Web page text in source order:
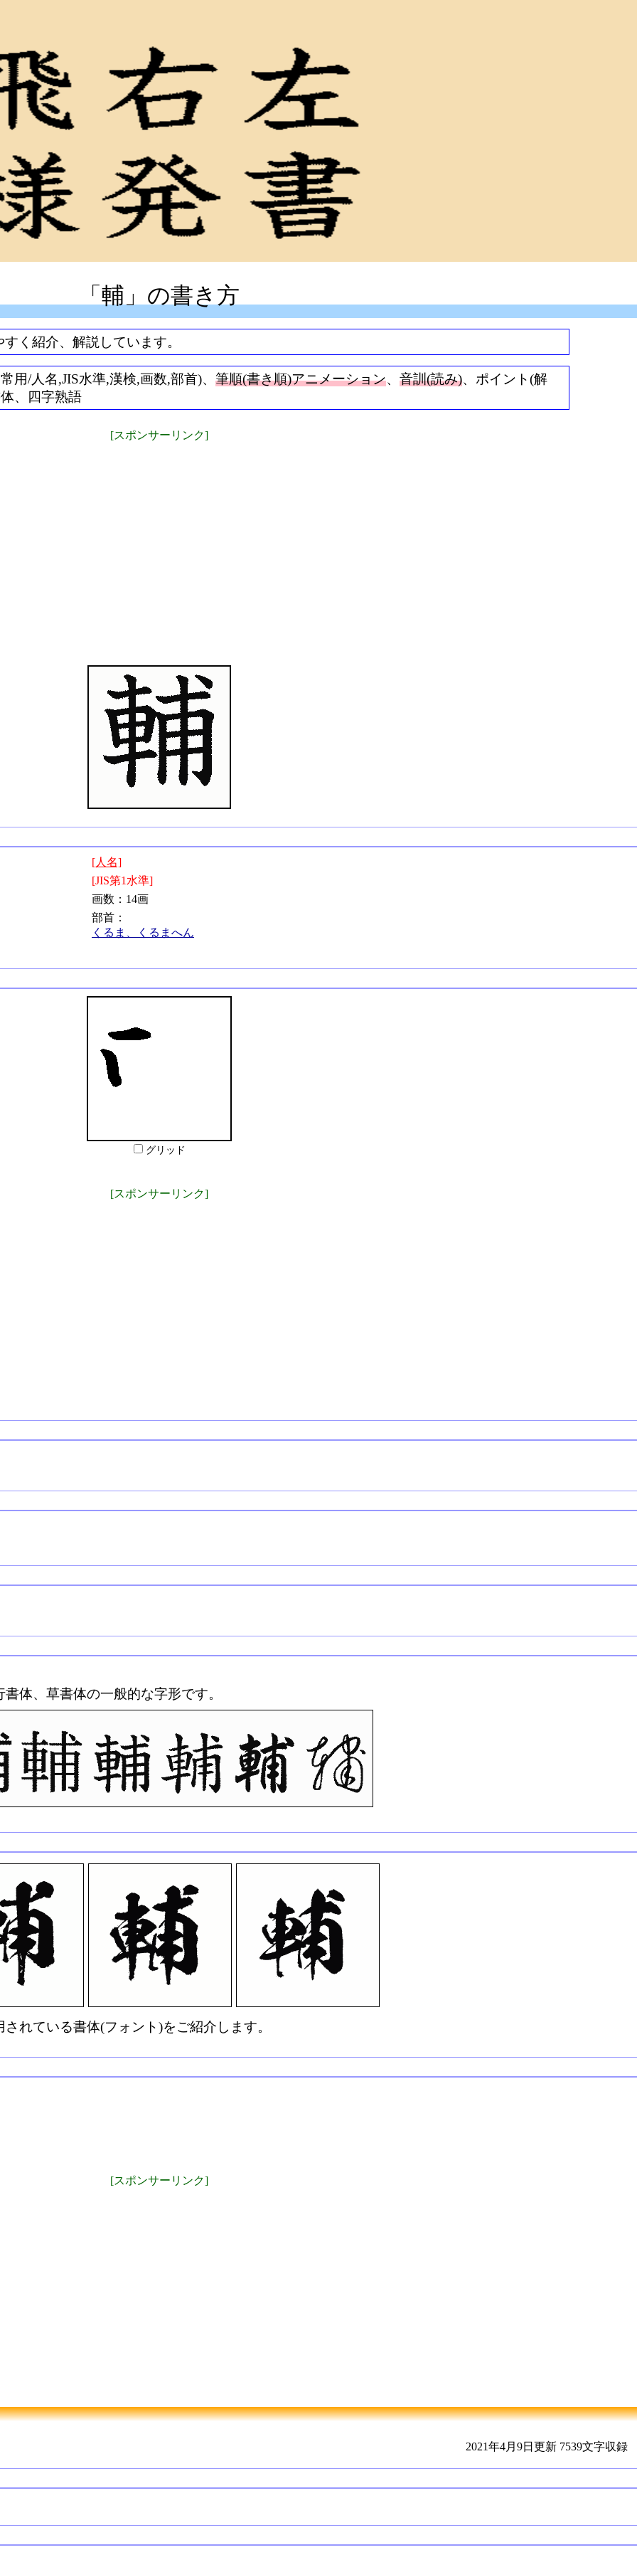
「輔」の書き方
く紹介、解説しています。
用/人名,JIS水準,漢検,画数,部首)、 筆順(書き順)アニメーション、 音訓(読み)、ポイント(解
、四字熟語
[スポンサーリンク]
[人名]
[JIS第1水準]
画数：14画
部首：
くるま、くるまへん
グリッド
[スポンサーリンク]
体、草書体の一般的な字形です。
れている書体(フォント)をご紹介します。
[スポンサーリンク]
2021年4月9日更新 7539文字収録